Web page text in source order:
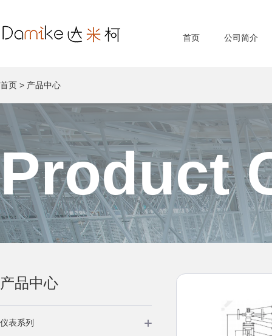
首页 公司简介
首页 > 产品中心
Product
产品中心
仪表系列